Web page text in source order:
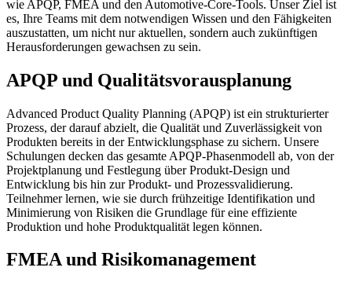
wie APQP, FMEA und den Automotive-Core-Tools. Unser Ziel ist
es, Ihre Teams mit dem notwendigen Wissen und den Fähigkeiten
auszustatten, um nicht nur aktuellen, sondern auch zukünftigen
Herausforderungen gewachsen zu sein.
APQP und Qualitätsvorausplanung
Advanced Product Quality Planning (APQP) ist ein strukturierter
Prozess, der darauf abzielt, die Qualität und Zuverlässigkeit von
Produkten bereits in der Entwicklungsphase zu sichern. Unsere
Schulungen decken das gesamte APQP-Phasenmodell ab, von der
Projektplanung und Festlegung über Produkt-Design und
Entwicklung bis hin zur Produkt- und Prozessvalidierung.
Teilnehmer lernen, wie sie durch frühzeitige Identifikation und
Minimierung von Risiken die Grundlage für eine effiziente
Produktion und hohe Produktqualität legen können.
FMEA und Risikomanagement